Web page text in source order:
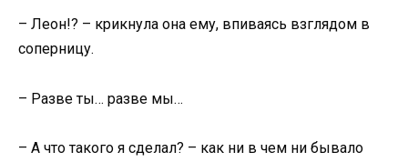
– Леон!? – крикнула она ему, впиваясь взглядом в
соперницу.
– Разве ты… разве мы…
– А что такого я сделал? – как ни в чем ни бывало